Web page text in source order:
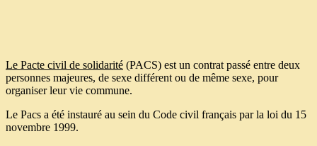
Le Pacte civil de solidarité (PACS) est un contrat passé entre deux
personnes majeures, de sexe différent ou de même sexe, pour
organiser leur vie commune.
Le Pacs a été instauré au sein du Code civil français par la loi du 15
novembre 1999.